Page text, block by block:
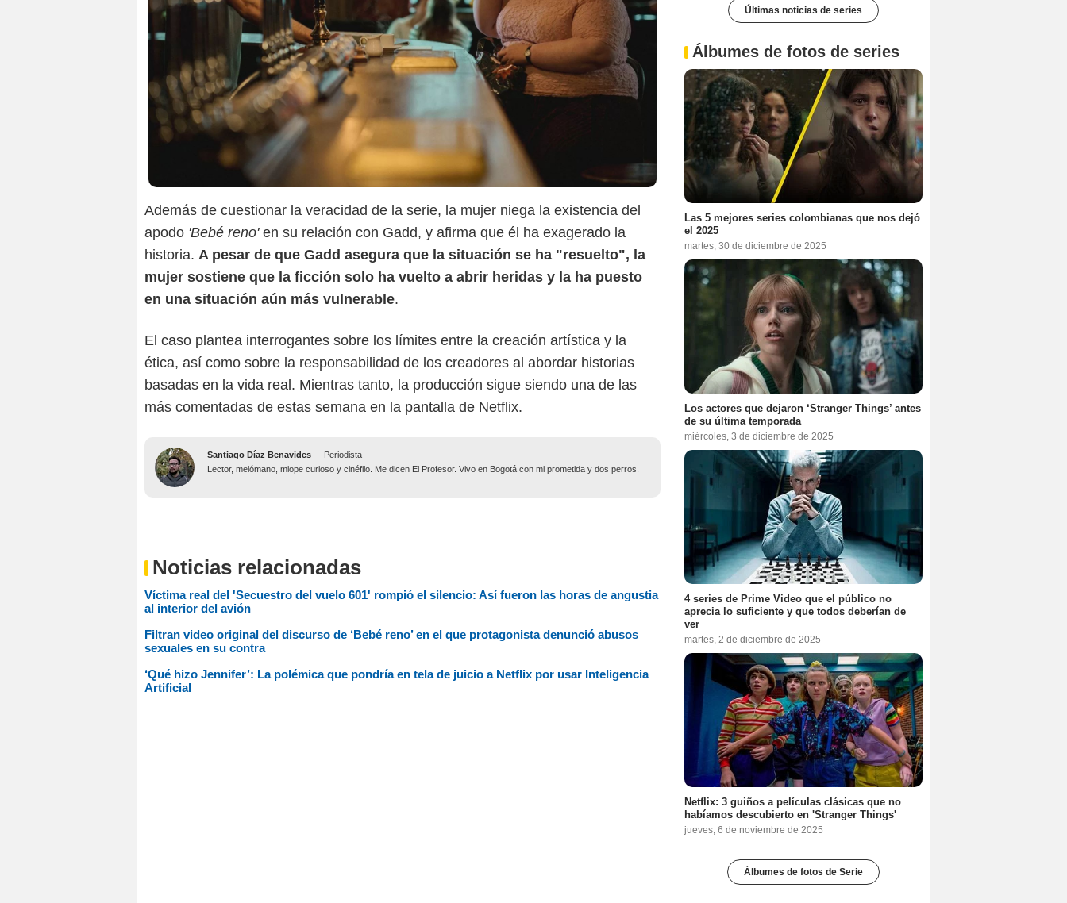
Además de cuestionar la veracidad de la serie, la mujer niega la existencia del
apodo 'Bebé reno'en su relación con Gadd, y afirma que él ha exagerado la
historia. A pesar de que Gadd asegura que la situación se ha "resuelto", la
mujer sostiene que la ficción solo ha vuelto a abrir heridas y la ha puesto
en una situación aún más vulnerable.
El caso plantea interrogantes sobre los límites entre la creación artística y la
ética, así como sobre la responsabilidad de los creadores al abordar historias
basadas en la vida real. Mientras tanto, la producción sigue siendo una de las
más comentadas de estas semana en la pantalla de Netflix.
Santiago Díaz Benavides - Periodista
Lector, melómano, miope curioso y cinéfilo. Me dicen El Profesor. Vivo en Bogotá con mi prometida y dos perros.
Noticias relacionadas
Víctima real del 'Secuestro del vuelo 601' rompió el silencio: Así fueron las horas de angustia
al interior del avión
Filtran video original del discurso de ‘Bebé reno’ en el que protagonista denunció abusos
sexuales en su contra
‘Qué hizo Jennifer’: La polémica que pondría en tela de juicio a Netflix por usar Inteligencia
Artificial
Últimas noticias de series
Álbumes de fotos de series
Las 5 mejores series colombianas que nos dejó
el 2025
martes, 30 de diciembre de 2025
Los actores que dejaron ‘Stranger Things’ antes
de su última temporada
miércoles, 3 de diciembre de 2025
4 series de Prime Video que el público no
aprecia lo suficiente y que todos deberían de
ver
martes, 2 de diciembre de 2025
Netflix: 3 guiños a películas clásicas que no
habíamos descubierto en 'Stranger Things'
jueves, 6 de noviembre de 2025
Álbumes de fotos de Serie